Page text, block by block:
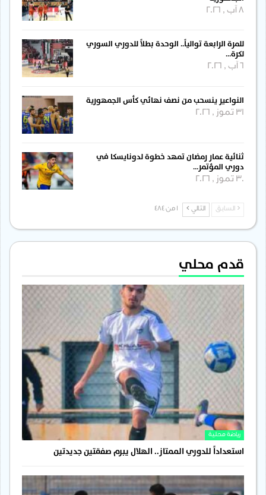
للمرة الرابعة توالياً.. الوحدة بطلاً للدوري السوري
لكرة…
النواعير ينسحب من نصف نهائي كأس الجمهورية
31 تموز , 2026
ثنائية عمار رمضان تمهد خطوة لدونايسكا في
دوري المؤتمر…
30 تموز , 2026
السابق التالي
قدم محلي
رياضة محلية
استعداداً للدوري الممتاز.. الهلال يبرم صفقتين جديدتين